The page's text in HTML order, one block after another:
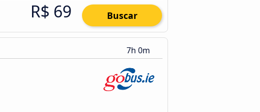
R$ 69 Buscar
7h 0m